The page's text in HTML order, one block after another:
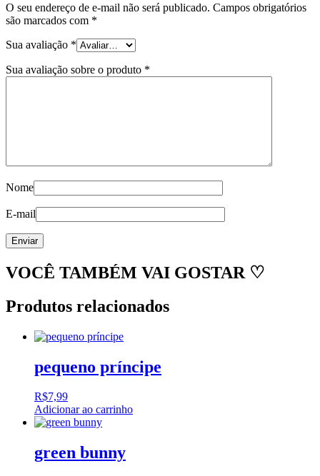
O seu endereço de e-mail não será publicado. Campos obrigatórios
são marcados com *
Sua avaliação *
Sua avaliação sobre o produto *
Nome
E-mail
VOCÊ TAMBÉM VAI GOSTAR ♡
Produtos relacionados
pequeno príncipe
R$7,99
Adicionar ao carrinho
green bunny